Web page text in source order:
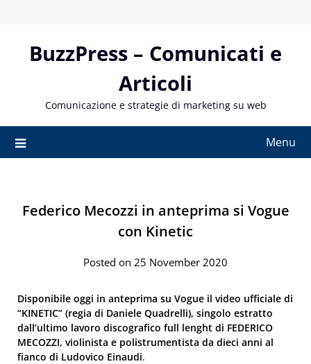
contentBuzzPress – Comunicati e
Articoli
Comunicazione e strategie di marketing su web
Menu
Federico Mecozzi in anteprima si Vogue
con Kinetic
Posted on 25 November 2020
Disponibile oggi in anteprima su Vogue il video ufficiale di
“KINETIC” (regia di Daniele Quadrelli), singolo estratto
dall’ultimo lavoro discografico full lenght di FEDERICO
MECOZZI, violinista e polistrumentista da dieci anni al
fianco di Ludovico Einaudi.